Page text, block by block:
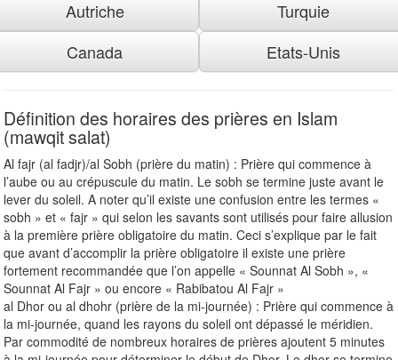
Autriche
Turquie
Canada
Etats-Unis
Définition des horaires des prières en Islam
(mawqit salat)
Al fajr (al fadjr)/al Sobh (prière du matin) : Prière qui commence à
l’aube ou au crépuscule du matin. Le sobh se termine juste avant le
lever du soleil. A noter qu’il existe une confusion entre les termes «
sobh » et « fajr » qui selon les savants sont utilisés pour faire allusion
à la première prière obligatoire du matin. Ceci s’explique par le fait
que avant d’accomplir la prière obligatoire il existe une prière
fortement recommandée que l’on appelle « Sounnat Al Sobh », «
Sounnat Al Fajr » ou encore « Rabibatou Al Fajr »
al Dhor ou al dhohr (prière de la mi-journée) : Prière qui commence à
la mi-journée, quand les rayons du soleil ont dépassé le méridien.
Par commodité de nombreux horaires de prières ajoutent 5 minutes